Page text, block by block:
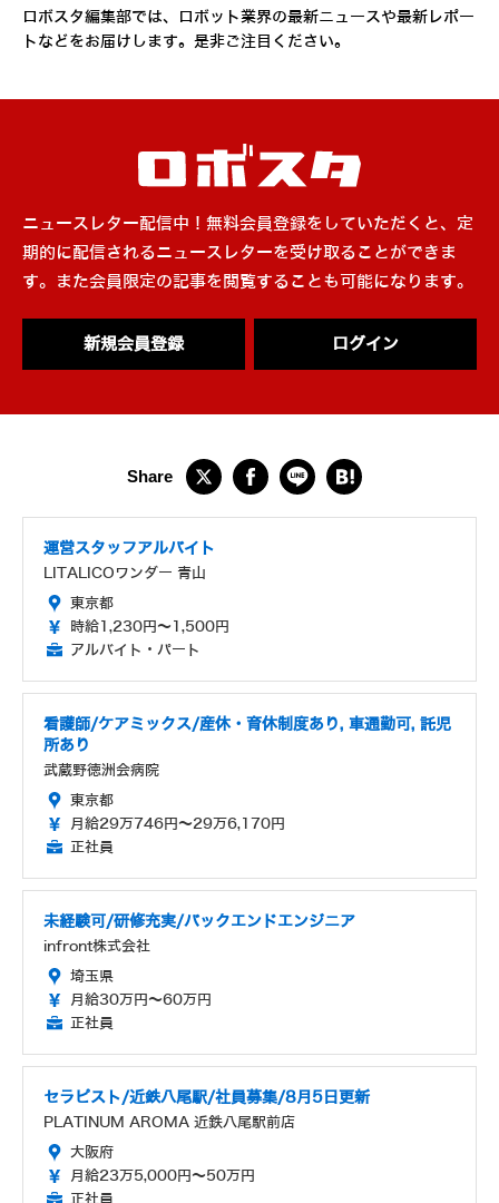
ロボスタ編集部では、ロボット業界の最新ニュースや最新レポー
トなどをお届けします。是非ご注目ください。
ニュースレター配信中！無料会員登録をしていただくと、定
期的に配信されるニュースレターを受け取ることができま
す。また会員限定の記事を閲覧することも可能になります。
新規会員登録 ログイン
運営スタッフアルバイト
LITALICOワンダー 青山
東京都
時給1,230円～1,500円
アルバイト・パート
看護師/ケアミックス/産休・育休制度あり, 車通勤可, 託児
所あり
武蔵野徳洲会病院
東京都
月給29万746円～29万6,170円
正社員
未経験可/研修充実/バックエンドエンジニア
infront株式会社
埼玉県
月給30万円～60万円
正社員
セラピスト/近鉄八尾駅/社員募集/8月5日更新
PLATINUM AROMA 近鉄八尾駅前店
大阪府
月給23万5,000円～50万円
正社員